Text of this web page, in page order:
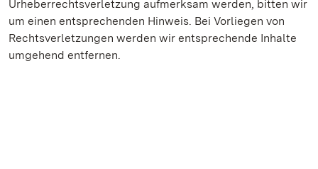
Urheberrechtsverletzung aufmerksam werden, bitten wir
um einen entsprechenden Hinweis. Bei Vorliegen von
Rechtsverletzungen werden wir entsprechende Inhalte
umgehend entfernen.